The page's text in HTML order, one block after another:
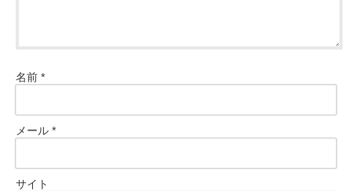
名前 *
メール *
サイト